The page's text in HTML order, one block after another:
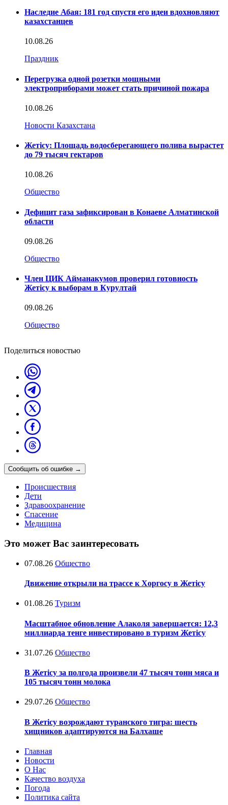
Наследие Абая: 181 год спустя его идеи вдохновляют
казахстанцев
10.08.26
Праздник
Перегрузка одной розетки мощными
электроприборами может стать причиной пожара
10.08.26
Новости Казахстана
Жетісу: Площадь водосберегающего полива вырастет
до 79 тысяч гектаров
10.08.26
Общество
Дефицит газа зафиксирован в Конаеве Алматинской
области
09.08.26
Общество
Член ЦИК Айманакумов проверил готовность
Жетісу к выборам в Курултай
09.08.26
Общество
Поделиться новостью
Сообщить об ошибке →
Происшествия
Дети
Здравоохранение
Спасение
Медицина
Это может Вас заинтересовать
07.08.26 Общество
Движение открыли на трассе к Хоргосу в Жетісу
01.08.26 Туризм
Масштабное обновление Алаколя завершается: 12,3
миллиарда тенге инвестировано в туризм Жетісу
31.07.26 Общество
В Жетісу за полгода произвели 47 тысяч тонн мяса и
105 тысяч тонн молока
29.07.26 Общество
В Жетісу возрождают туранского тигра: шесть
хищников адаптируются на Балхаше
Главная
Новости
О Нас
Качество воздуха
Погода
Политика сайта